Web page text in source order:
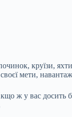
круїзи,
мети,
ж у вас досить